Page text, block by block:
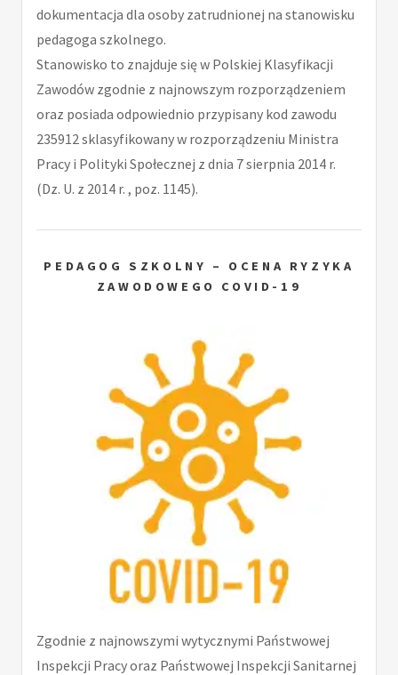
dokumentacja dla osoby zatrudnionej na stanowisku
pedagoga szkolnego.
Stanowisko to znajduje się w Polskiej Klasyfikacji
Zawodów zgodnie z najnowszym rozporządzeniem
oraz posiada odpowiednio przypisany kod zawodu
235912 sklasyfikowany w rozporządzeniu Ministra
Pracy i Polityki Społecznej z dnia 7 sierpnia 2014 r.
(Dz. U. z 2014 r. , poz. 1145).
PEDAGOG SZKOLNY – OCENA RYZYKA
ZAWODOWEGO COVID-19
Zgodnie z najnowszymi wytycznymi Państwowej
Inspekcji Pracy oraz Państwowej Inspekcji Sanitarnej